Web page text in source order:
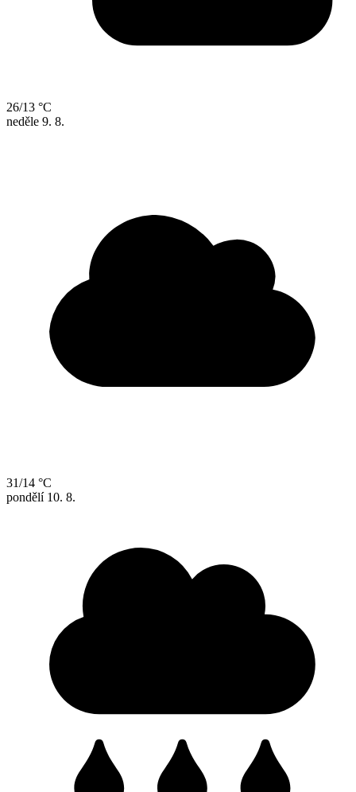
26/13 °C
neděle 9. 8.
31/14 °C
pondělí 10. 8.